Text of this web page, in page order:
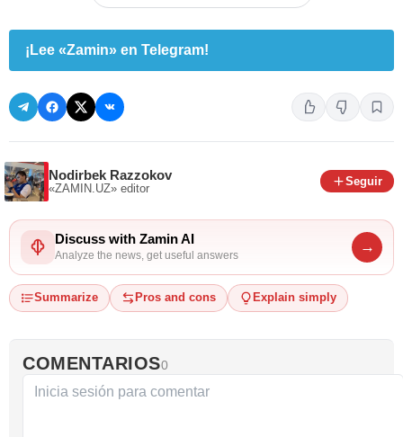
¡Lee «Zamin» en Telegram!
Nodirbek Razzokov
«ZAMIN.UZ» editor
Seguir
Discuss with Zamin AI
Analyze the news, get useful answers
→
Summarize Pros and cons Explain simply
COMENTARIOS0